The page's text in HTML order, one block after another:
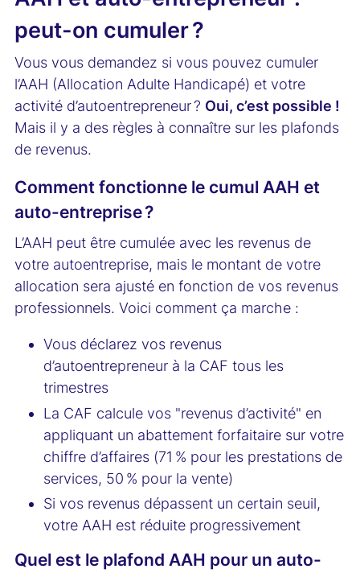
peut-on cumuler ?
Vous vous demandez si vous pouvez cumuler
l’AAH (Allocation Adulte Handicapé) et votre
activité d’autoentrepreneur ? Oui, c’est possible !
Mais il y a des règles à connaître sur les plafonds
de revenus.
Comment fonctionne le cumul AAH et
auto-entreprise ?
L’AAH peut être cumulée avec les revenus de
votre autoentreprise, mais le montant de votre
allocation sera ajusté en fonction de vos revenus
professionnels. Voici comment ça marche :
Vous déclarez vos revenus
d’autoentrepreneur à la CAF tous les
trimestres
La CAF calcule vos "revenus d’activité" en
appliquant un abattement forfaitaire sur votre
chiffre d’affaires (71 % pour les prestations de
services, 50 % pour la vente)
Si vos revenus dépassent un certain seuil,
votre AAH est réduite progressivement
Quel est le plafond AAH pour un auto-